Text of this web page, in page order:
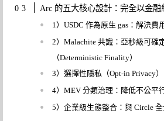
Arc 的五大核心設計：完全以金融
1）USDC 作為原生 gas：解決費
2）Malachite 共識：亞秒級可確
（Deterministic Finality）
3）選擇性隱私（Opt-in Privacy
4）MEV 分類治理：降低不公平
5）企業級生態整合：與 Circle